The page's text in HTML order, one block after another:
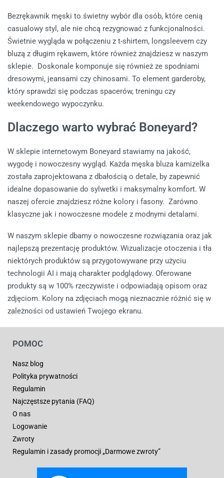
Bezrękawnik męski to świetny wybór dla osób, które cenią
casualowy styl, ale nie chcą rezygnować z funkcjonalności.
Świetnie wygląda w połączeniu z t-shirtem, longsleevem czy
bluzą z długim rękawem, które również znajdziesz w naszym
sklepie. Doskonale komponuje się również ze spodniami
dresowymi, jeansami czy chinosami. To element garderoby,
który sprawdzi się podczas spacerów, treningu czy
weekendowego wypoczynku.
Dlaczego warto wybrać Boneyard?
W sklepie internetowym Boneyard stawiamy na jakość,
wygodę i nowoczesny wygląd. Każda męska bluza kamizelka
została zaprojektowana z dbałością o detale, by zapewnić
idealne dopasowanie do sylwetki i maksymalny komfort. W
naszej ofercie znajdziesz różne kolory i fasony. Zarówno
klasyczne jak i nowoczesne modele z modnymi detalami.
W naszym sklepie dbamy o nowoczesne rozwiązania oraz jak
najlepszą prezentację produktów. Wizualizacje otoczenia i tła
niektórych produktów są przygotowywane przy użyciu
technologii AI i mają charakter podglądowy. Oferowane
produkty są w 100% rzeczywiste i odpowiadają opisom oraz
zdjęciom. Kolory na zdjęciach mogą nieznacznie różnić się w
zależności od ustawień Twojego ekranu.
POMOC
Nasz blog
Polityka prywatności
Regulamin
Najczęstsze pytania (FAQ)
O nas
Logowanie
Zwroty
Regulamin i zasady promocji „Darmowe zwroty”